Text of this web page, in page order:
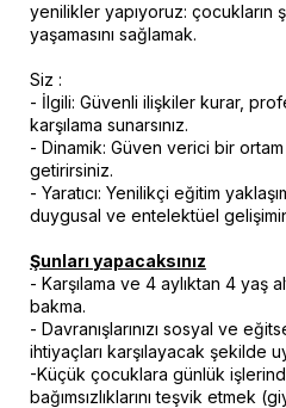
yenilikler yapıyoruz: çocukların
yaşamasını sağlamak.
Siz :
- İlgili: Güvenli ilişkiler kurar,
karşılama sunarsınız.
- Dinamik: Güven verici bir
getirirsiniz.
- Yaratıcı: Yenilikçi eğitim
duygusal ve entelektüel
Şunları yapacaksınız
- Karşılama ve 4 aylıktan 4 yaş
bakma.
- Davranışlarınızı sosyal ve
ihtiyaçları karşılayacak şekilde
-Küçük çocuklara günlük
bağımsızlıklarını teşvik etmek